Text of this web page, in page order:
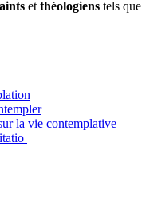
et théologiens tels que
la vie contemplative